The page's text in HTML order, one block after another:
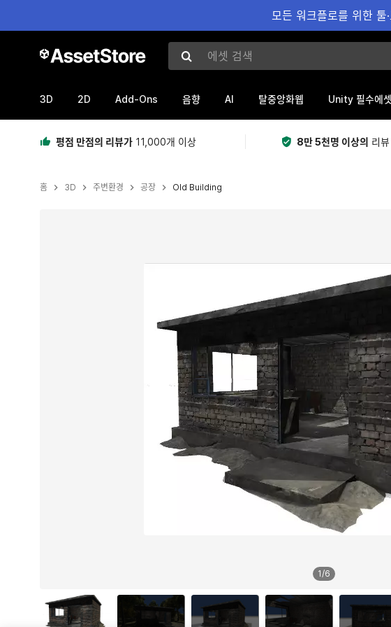
모든 워크플로를 위한
에셋 검색
3D 2D Add-Ons 음향 AI 탈중앙화웹 Unity 필수에셋
평점 만점의 리뷰가 11,000개 이상 8만 5천명 이상의 리뷰
홈 3D 주변환경 공장 Old Building
1/6